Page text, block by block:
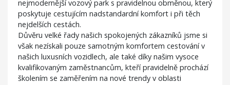
nejmodernější vozový park s pravidelnou obměnou, který
poskytuje cestujícím nadstandardní komfort i při těch
nejdelších cestách.
Důvěru velké řady našich spokojených zákazníků jsme si
však nezískali pouze samotným komfortem cestování v
našich luxusních vozidlech, ale také díky našim vysoce
kvalifikovaným zaměstnancům, kteří pravidelně prochází
školením se zaměřením na nové trendy v oblasti